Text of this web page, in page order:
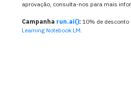
aprovação, consulta-nos para mais
Campanha run.ai(): 10% de desconto
Learning Notebook LM.